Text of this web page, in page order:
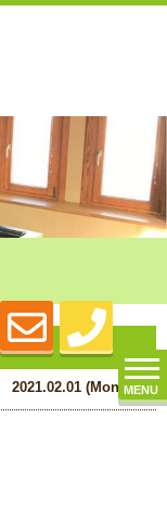
MENU
2021.02.01 (Mon) 更新